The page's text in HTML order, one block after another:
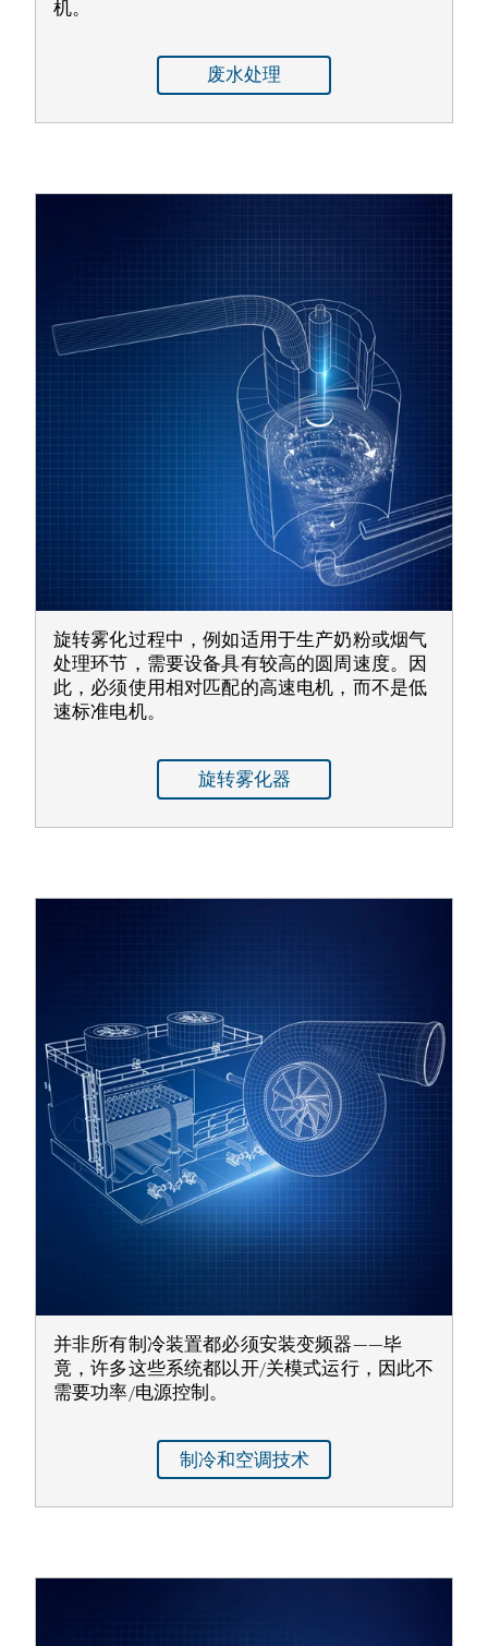
机。
废水处理
旋转雾化过程中，例如适用于生产奶粉或烟气
处理环节，需要设备具有较高的圆周速度。因
此，必须使用相对匹配的高速电机，而不是低
速标准电机。
旋转雾化器
并非所有制冷装置都必须安装变频器——毕
竟，许多这些系统都以开/关模式运行，因此不
需要功率/电源控制。
制冷和空调技术